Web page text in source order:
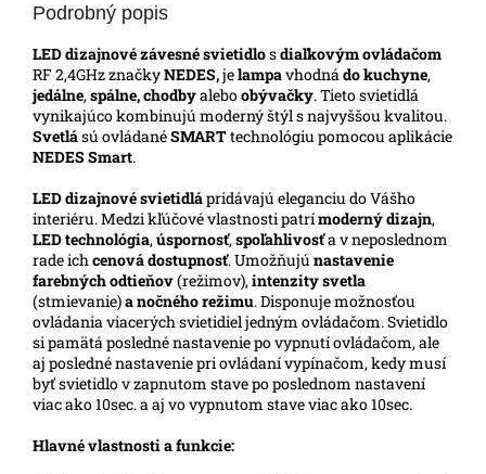
Podrobný popis
LED dizajnové závesné svietidlosdiaľkovým ovládačom
RF 2,4GHz značkyNEDES,jelampavhodnádo kuchyne,
jedálne,spálne, chodbyaleboobývačky. Tieto svietidlá
vynikajúco kombinujú moderný štýl s najvyššou kvalitou.
Svetlású ovládanéSMARTtechnológiu pomocou aplikácie
NEDES Smart.
LEDdizajnové svietidlápridávajú eleganciu do Vášho
interiéru. Medzi kľúčové vlastnosti patrímoderný dizajn,
LED technológia,úspornosť,spoľahlivosťa v neposlednom
rade ichcenová dostupnosť. Umožňujú nastavenie
farebných odtieňov(režimov),intenzity svetla
(stmievanie)a nočného režimu. Disponuje možnosťou
ovládania viacerých svietidiel jedným ovládačom. Svietidlo
si pamätá posledné nastavenie po vypnutí ovládačom, ale
aj posledné nastavenie pri ovládaní vypínačom, kedy musí
byť svietidlo v zapnutom stave po poslednom nastavení
viac ako 10sec. a aj vo vypnutom stave viac ako 10sec.
Hlavné vlastnosti a funkcie: